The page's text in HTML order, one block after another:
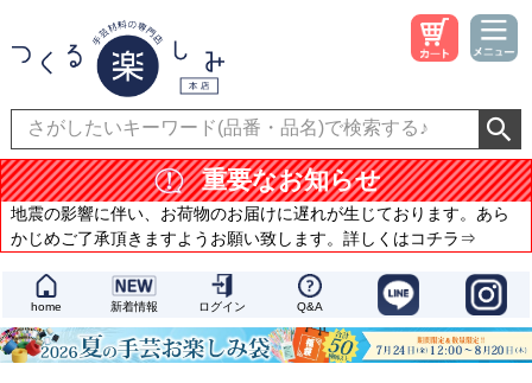
重要なお知らせ
地震の影響に伴い、お荷物のお届けに遅れが生じております。あら
かじめご了承頂きますようお願い致します。詳しくはコチラ⇒
home 新着情報 ログイン Q&A